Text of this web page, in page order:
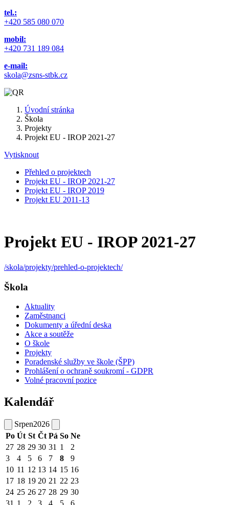
tel.:
+420 585 080 070
mobil:
+420 731 189 084
e-mail:
skola@zsns-stbk.cz
Úvodní stránka
Škola
Projekty
Projekt EU - IROP 2021-27
Vytisknout
Přehled o projektech
Projekt EU - IROP 2021-27
Projekt EU - IROP 2019
Projekt EU 2011-13
Projekt EU - IROP 2021-27
/skola/projekty/prehled-o-projektech/
Škola
Aktuality
Zaměstnanci
Dokumenty a úřední deska
Akce a soutěže
O škole
Projekty
Poradenské služby ve škole (ŠPP)
Prohlášení o ochraně soukromí - GDPR
Volné pracovní pozice
Kalendář
Srpen2026
Po Út St Čt Pá So Ne
27 28 29 30 31 1
2
3
4 5 6 7 8
9
10 11 12 13 14 15 16
17 18 19 20 21 22 23
24 25 26 27 28 29 30